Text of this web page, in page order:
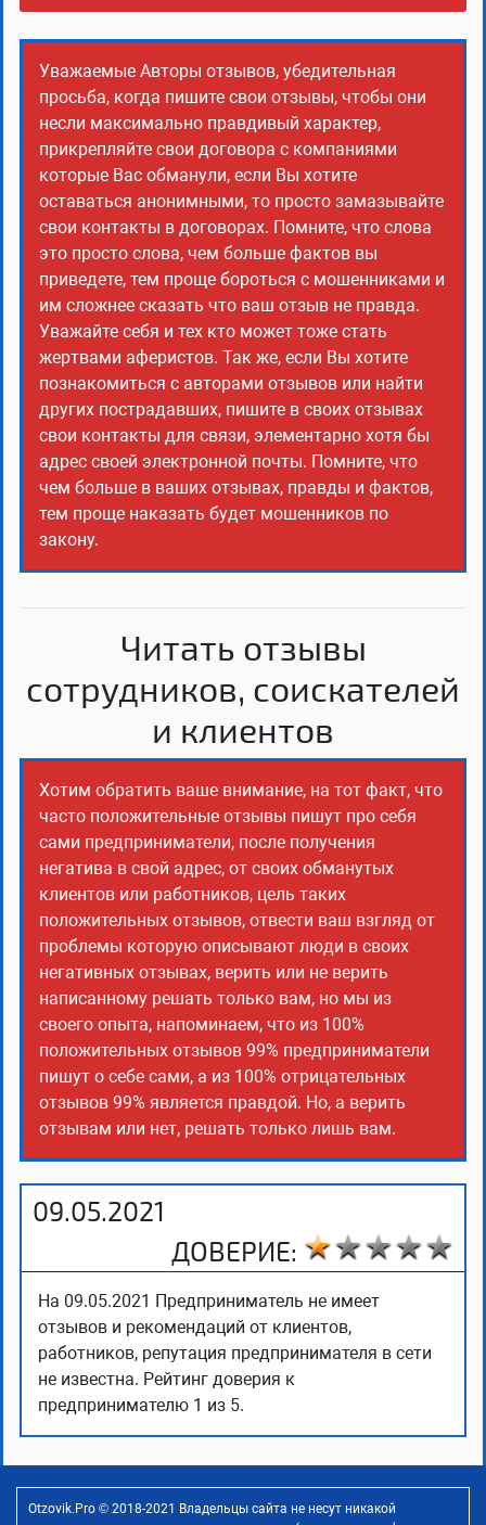
Уважаемые Авторы отзывов, убедительная
просьба, когда пишите свои отзывы, чтобы они
несли максимально правдивый характер,
прикрепляйте свои договора с компаниями
которые Вас обманули, если Вы хотите
оставаться анонимными, то просто замазывайте
свои контакты в договорах. Помните, что слова
это просто слова, чем больше фактов вы
приведете, тем проще бороться с мошенниками и
им сложнее сказать что ваш отзыв не правда.
Уважайте себя и тех кто может тоже стать
жертвами аферистов. Так же, если Вы хотите
познакомиться с авторами отзывов или найти
других пострадавших, пишите в своих отзывах
свои контакты для связи, элементарно хотя бы
адрес своей электронной почты. Помните, что
чем больше в ваших отзывах, правды и фактов,
тем проще наказать будет мошенников по
закону.
Читать отзывы
сотрудников, соискателей
и клиентов
Хотим обратить ваше внимание, на тот факт, что
часто положительные отзывы пишут про себя
сами предприниматели, после получения
негатива в свой адрес, от своих обманутых
клиентов или работников, цель таких
положительных отзывов, отвести ваш взгляд от
проблемы которую описывают люди в своих
негативных отзывах, верить или не верить
написанному решать только вам, но мы из
своего опыта, напоминаем, что из 100%
положительных отзывов 99% предприниматели
пишут о себе сами, а из 100% отрицательных
отзывов 99% является правдой. Но, а верить
отзывам или нет, решать только лишь вам.
09.05.2021
ДОВЕРИЕ:
На 09.05.2021 Предприниматель не имеет
отзывов и рекомендаций от клиентов,
работников, репутация предпринимателя в сети
не известна. Рейтинг доверия к
предпринимателю 1 из 5.
Otzovik.Pro © 2018-2021 Владельцы сайта не несут никакой